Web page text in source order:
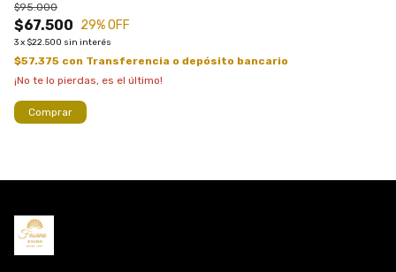
$67.500
$95.000
29% OFF
3x $22.500 sin interés
$57.375 con Transferencia o depósito bancario
¡No te lo pierdas, es el último!
Comprar